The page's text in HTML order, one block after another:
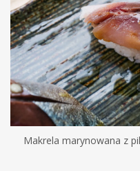
Makrela marynowana z